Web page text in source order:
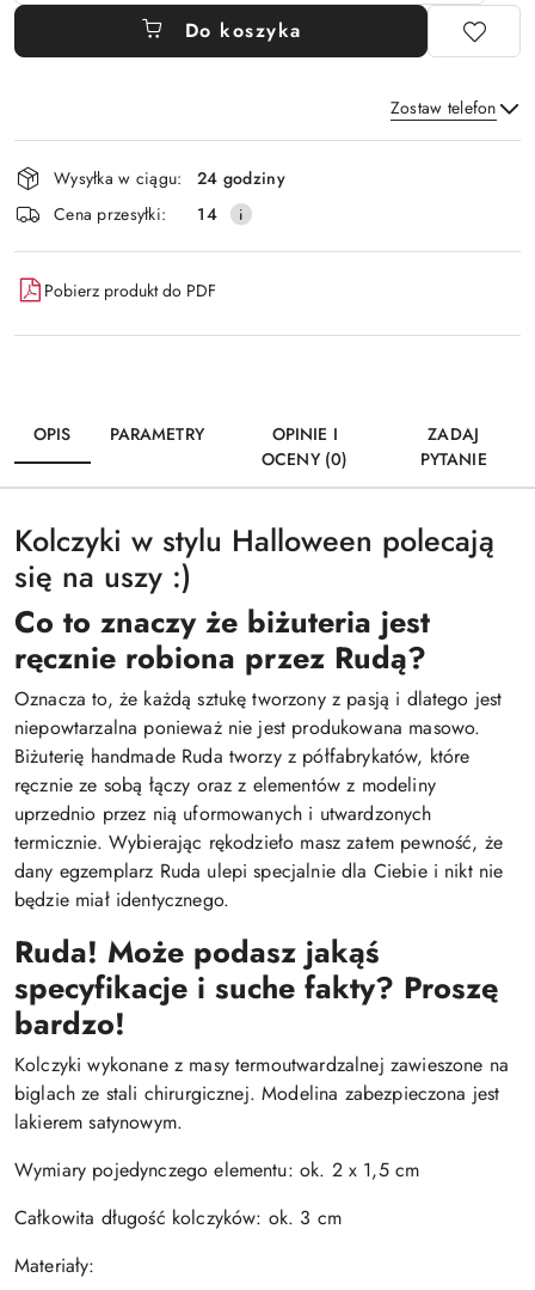
Do koszyka
Zostaw telefon
Wyślij
Dostępność
i
dostawa
Wysyłka w ciągu:
24 godziny
Cena przesyłki:
14
Pobierz produkt do PDF
OPIS PARAMETRY
OPINIE I
OCENY (0)
ZADAJ
PYTANIE
Kolczyki w stylu Halloween polecają
się na uszy :)
Co to znaczy że biżuteria jest
ręcznie robiona przez Rudą?
Oznacza to, że każdą sztukę tworzony z pasją i dlatego jest
niepowtarzalna ponieważ nie jest produkowana masowo.
Biżuterię handmade Ruda tworzy z półfabrykatów, które
ręcznie ze sobą łączy oraz z elementów z modeliny
uprzednio przez nią uformowanych i utwardzonych
termicznie. Wybierając rękodzieło masz zatem pewność, że
dany egzemplarz Ruda ulepi specjalnie dla Ciebie i nikt nie
będzie miał identycznego.
Ruda! Może podasz jakąś
specyfikacje i suche fakty? Proszę
bardzo!
Kolczyki wykonane z masy termoutwardzalnej zawieszone na
biglach ze stali chirurgicznej. Modelina zabezpieczona jest
lakierem satynowym.
Wymiary pojedynczego elementu: ok. 2 x 1,5 cm
Całkowita długość kolczyków: ok. 3 cm
Materiały: